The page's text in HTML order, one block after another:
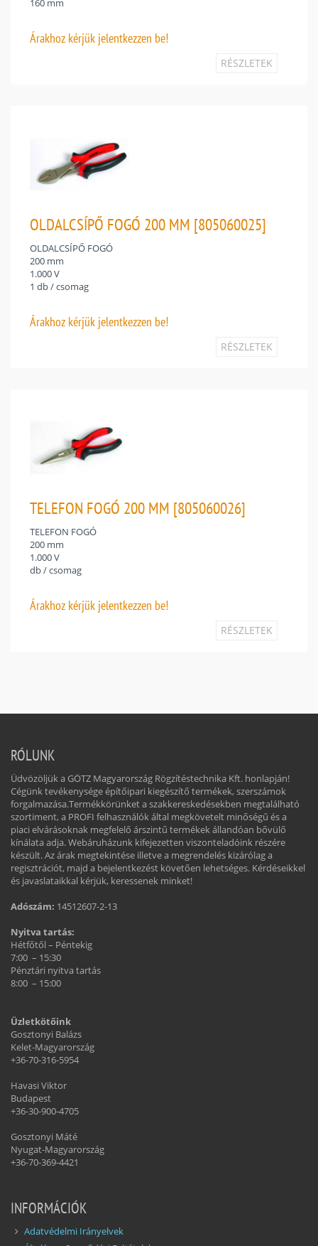
160 mm
Árakhoz kérjük jelentkezzen be!
RÉSZLETEK
OLDALCSÍPŐ FOGÓ 200 MM [805060025]
OLDALCSÍPŐ FOGÓ
200 mm
1.000 V
1 db / csomag
Árakhoz kérjük jelentkezzen be!
RÉSZLETEK
TELEFON FOGÓ 200 MM [805060026]
TELEFON FOGÓ
200 mm
1.000 V
db / csomag
Árakhoz kérjük jelentkezzen be!
RÉSZLETEK
RÓLUNK
Üdvözöljük a GÖTZ Magyarország Rögzítéstechnika Kft. honlapján!
Cégünk tevékenysége építőipari kiegészítő termékek, szerszámok
forgalmazása.Termékkörünket a szakkereskedésekben megtalálható
szortiment, a PROFI felhasználók által megkövetelt minőségű és a
piaci elvárásoknak megfelelő árszintű termékek állandóan bővülő
kínálata adja. Webáruházunk kifejezetten viszonteladóink részére
készült. Az árak megtekintése illetve a megrendelés kizárólag a
regisztrációt, majd a bejelentkezést követően lehetséges. Kérdéseikkel
és javaslataikkal kérjük, keressenek minket!
Adószám: 14512607-2-13
Nyitva tartás:
Hétfőtől – Péntekig
7:00 – 15:30
Pénztári nyitva tartás
8:00 – 15:00
Üzletkötőink
Gosztonyi Balázs
Kelet-Magyarország
+36-70-316-5954
Havasi Viktor
Budapest
+36-30-900-4705
Gosztonyi Máté
Nyugat-Magyarország
+36-70-369-4421
INFORMÁCIÓK
Adatvédelmi Irányelvek